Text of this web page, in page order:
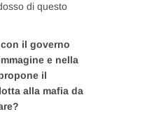
di questo
il governo
e nella
il
alla mafia da